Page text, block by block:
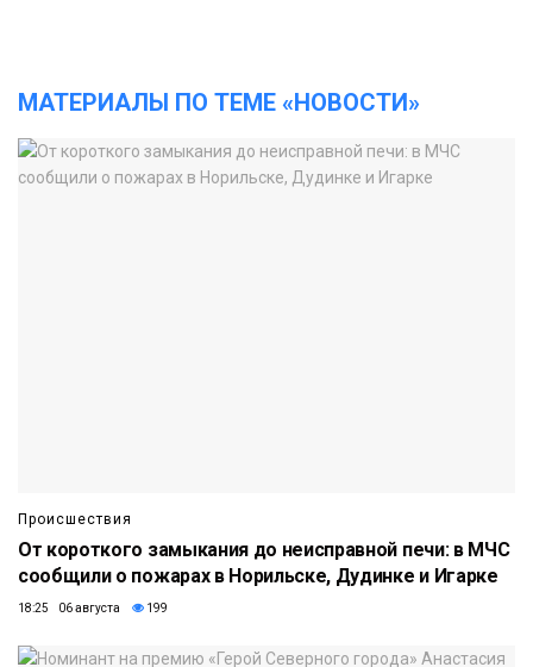
МАТЕРИАЛЫ ПО ТЕМЕ «НОВОСТИ»
Происшествия
От короткого замыкания до неисправной печи: в МЧС
сообщили о пожарах в Норильске, Дудинке и Игарке
18:25 06 августа 199